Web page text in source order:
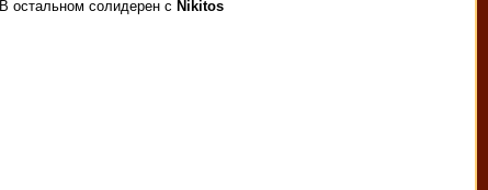
остальном солидерен с Nikitos